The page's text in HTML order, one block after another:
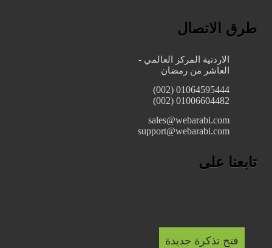
طرق الاتصال
الاردنية المركز العالمي -
العاشر من رمضان
01064595444 (002)
01006604482 (002)
sales@webarabi.com
support@webarabi.com
تابعنا على
فتح تذكرة جديدة